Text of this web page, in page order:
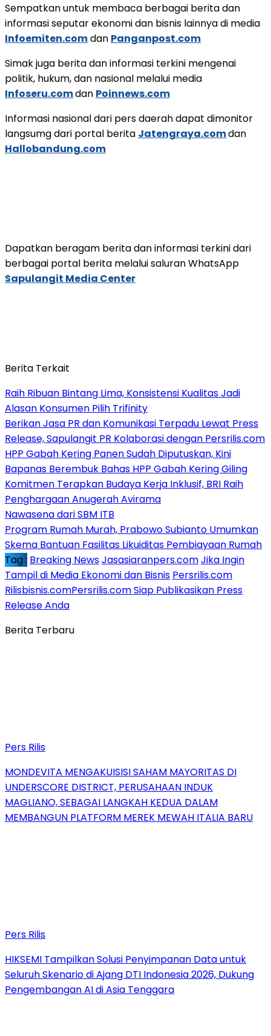
Sempatkan untuk membaca berbagai berita dan
informasi seputar ekonomi dan bisnis lainnya di media
Infoemiten.comdan Panganpost.com
Simak juga berita dan informasi terkini mengenai
politik, hukum, dan nasional melalui media
Infoseru.comdan Poinnews.com
Informasi nasional dari pers daerah dapat dimonitor
langsumg dari portal berita Jatengraya.comdan
Hallobandung.com
Dapatkan beragam berita dan informasi terkini dari
berbagai portal berita melalui saluran WhatsApp
Sapulangit Media Center
Berita Terkait
Raih Ribuan Bintang Lima, Konsistensi Kualitas Jadi
Alasan Konsumen Pilih Trifinity
Berikan Jasa PR dan Komunikasi Terpadu Lewat Press
Release, Sapulangit PR Kolaborasi dengan Persrilis.com
HPP Gabah Kering Panen Sudah Diputuskan, Kini
Bapanas Berembuk Bahas HPP Gabah Kering Giling
Komitmen Terapkan Budaya Kerja Inklusif, BRI Raih
Penghargaan Anugerah Avirama
Nawasena dari SBM ITB
Program Rumah Murah, Prabowo Subianto Umumkan
Skema Bantuan Fasilitas Likuiditas Pembiayaan Rumah
Tag : Breaking NewsJasasiaranpers.comJika Ingin
Tampil di Media Ekonomi dan Bisnis Persrilis.com
Rilisbisnis.comPersrilis.com Siap Publikasikan Press
Release Anda
Berita Terbaru
Pers Rilis
MONDEVITA MENGAKUISISI SAHAM MAYORITAS DI
UNDERSCORE DISTRICT, PERUSAHAAN INDUK
MAGLIANO, SEBAGAI LANGKAH KEDUA DALAM
MEMBANGUN PLATFORM MEREK MEWAH ITALIA BARU
Pers Rilis
HIKSEMI Tampilkan Solusi Penyimpanan Data untuk
Seluruh Skenario di Ajang DTI Indonesia 2026, Dukung
Pengembangan AI di Asia Tenggara